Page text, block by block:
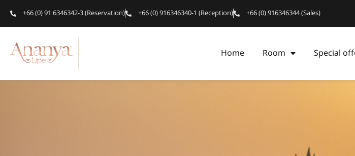
+66 (0) 91 6346342-3 (Reservation) +66 (0) 916346340-1 (Reception) +66 (0) 916346344 (Sales)
Home Room Special